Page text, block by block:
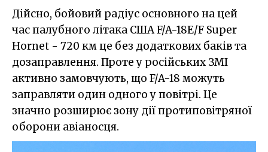
Дійсно, бойовий радіус основного на цей
час палубного літака США F/A-18E/F Super
Hornet - 720 км це без додаткових баків та
дозаправлення. Проте у російських ЗМІ
активно замовчують, що F/A-18 можуть
заправляти один одного у повітрі. Це
значно розширює зону дії протиповітряної
оборони авіаносця.